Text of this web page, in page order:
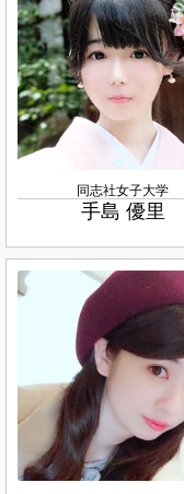
同志社女子大学
手島 優里